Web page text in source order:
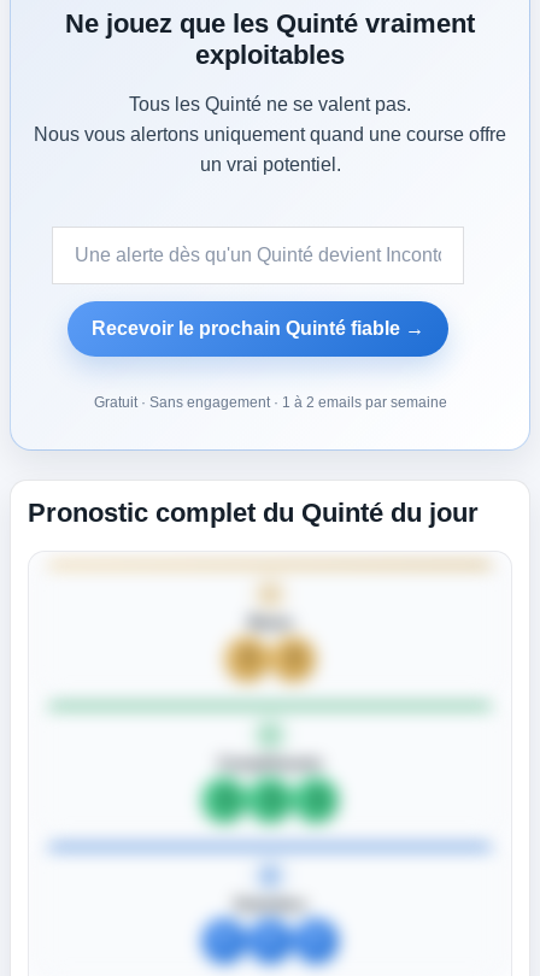
Ne jouez que les Quinté vraiment
exploitables
Tous les Quinté ne se valent pas.
Nous vous alertons uniquement quand une course offre
un vrai potentiel.
Turnstile*
Recevoir le prochain Quinté fiable →
Gratuit · Sans engagement · 1 à 2 emails par semaine
Pronostic complet du Quinté du jour
Compléments